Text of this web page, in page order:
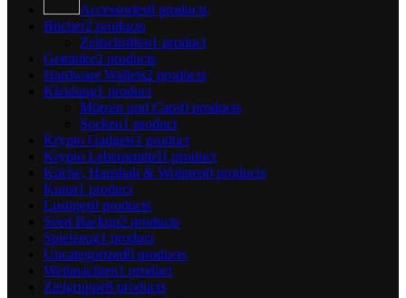
Accessories0 products
Bücher2 products
Zeitschriften1 product
Getränke2 products
Hardware Wallets2 products
Kleidung1 product
Mützen und Caps0 products
Socken1 product
Krypto Gadgets1 product
Krypto Lebensmittel1 product
Küche, Haushalt & Wohnen0 products
Kunst1 product
Lustiges0 products
Seed Backup2 products
Spielzeug1 product
Uncategorized0 products
Weihnachten1 product
Zielgruppe8 products